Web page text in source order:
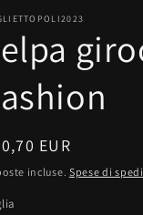
EUR
incluse. Spese di